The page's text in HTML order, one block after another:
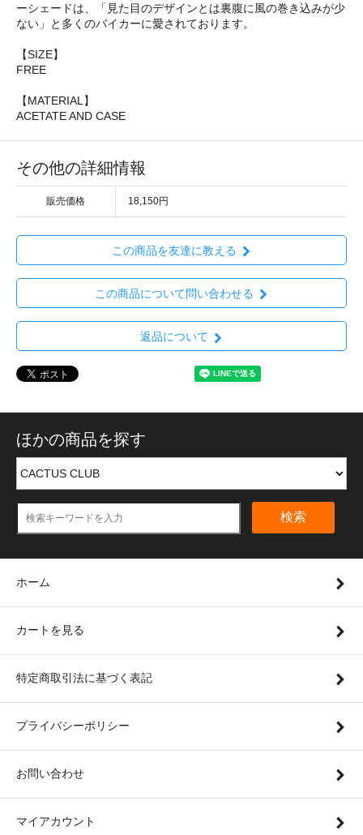
ーシェードは、「見た目のデザインとは裏腹に風の巻き込みが少
ない」と多くのバイカーに愛されております。
【SIZE】
FREE
【MATERIAL】
ACETATE AND CASE
その他の詳細情報
販売価格 18,150円
この商品を友達に教える
この商品について問い合わせる
返品について
ほかの商品を探す
検索
ホーム
カートを見る
特定商取引法に基づく表記
プライバシーポリシー
お問い合わせ
マイアカウント